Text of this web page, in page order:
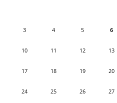
3 4 5 6
10 11 12 13
17 18 19 20
24 25 26 27